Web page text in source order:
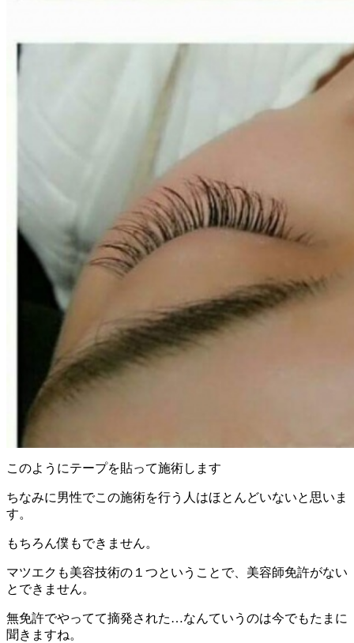
このようにテープを貼って施術します
ちなみに男性でこの施術を行う人はほとんどいないと思いま
す。
もちろん僕もできません。
マツエクも美容技術の１つということで、美容師免許がない
とできません。
無免許でやってて摘発された…なんていうのは今でもたまに
聞きますね。